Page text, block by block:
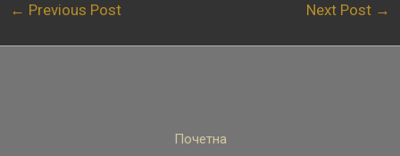
← Previous Post Next Post →
Почетна